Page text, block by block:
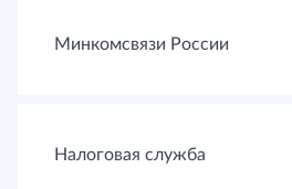
Минкомсвязи России
Налоговая служба